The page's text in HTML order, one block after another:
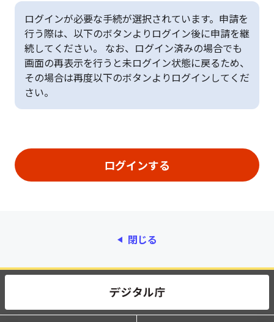
ログインが必要な手続が選択されています。申請を
行う際は、以下のボタンよりログイン後に申請を継
続してください。 なお、ログイン済みの場合でも
画面の再表示を行うと未ログイン状態に戻るため、
その場合は再度以下のボタンよりログインしてくだ
さい。
閉じる